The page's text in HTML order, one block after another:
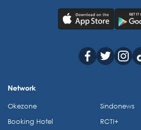
Network
Okezone
Booking Hotel
Sindonews
RCTI+